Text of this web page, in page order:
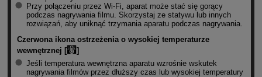
Przy połączeniu przez Wi-Fi , aparat może stać się gorący
podczas nagrywania filmu. Skorzystaj ze statywu lub innych
rozwiązań, aby uniknąć trzymania aparatu podczas nagrywania.
Czerwona ikona ostrzeżenia o wysokiej temperaturze
wewnętrznej [
]
Jeśli temperatura wewnętrzna aparatu wzrośnie wskutek
nagrywania filmów przez dłuższy czas lub wysokiej temperatury